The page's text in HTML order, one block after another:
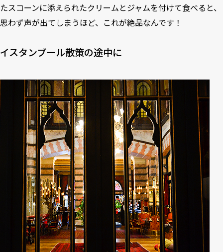
たスコーンに添えられたクリームとジャムを付けて食べると、
思わず声が出てしまうほど、これが絶品なんです！
イスタンブール散策の途中に